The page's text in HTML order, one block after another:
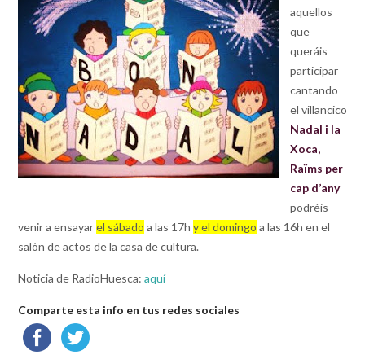
aquellos
que
queráis
participar
cantando
el villancico
Nadal i la
Xoca,
Raïms per
cap d’any
podréis
venir a ensayarel sábado a las 17h y el domingo a las 16h en el
salón de actos de la casa de cultura.
Noticia de RadioHuesca: aquí
Comparte esta info en tus redes sociales